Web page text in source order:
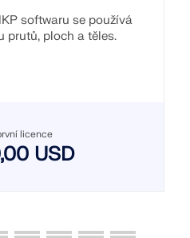
softwaru se používá
prutů, ploch a těles.
licence
USD